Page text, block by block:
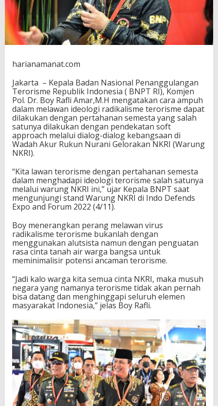
a
n
S
e
m
t
D
e
n
g
a
n
G
e
k
a
n
C
i
t
a
N
K
R
harianamanat.com
Jakarta – Kepala Badan Nasional Penanggulangan
Terorisme Republik Indonesia ( BNPT RI), Komjen
Pol. Dr. Boy Rafli Amar,M.H mengatakan cara ampuh
dalam melawan ideologi radikalisme terorisme dapat
dilakukan dengan pertahanan semesta yang salah
satunya dilakukan dengan pendekatan soft
approach melalui dialog-dialog kebangsaan di
Wadah Akur Rukun Nurani Gelorakan NKRI (Warung
NKRI).
“Kita lawan terorisme dengan pertahanan semesta
dalam menghadapi ideologi terorisme salah satunya
melalui warung NKRI ini,” ujar Kepala BNPT saat
mengunjungi stand Warung NKRI di Indo Defends
Expo and Forum 2022 (4/11).
Boy menerangkan perang melawan virus
radikalisme terorisme bukanlah dengan
menggunakan alutsista namun dengan penguatan
rasa cinta tanah air warga bangsa untuk
meminimalisir potensi ancaman terorisme.
“Jadi kalo warga kita semua cinta NKRI, maka musuh
negara yang namanya terorisme tidak akan pernah
bisa datang dan menghinggapi seluruh elemen
masyarakat Indonesia,” jelas Boy Rafli.